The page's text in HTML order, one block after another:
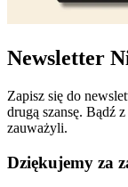
Newsletter
Zapisz się do
drugą szansę. Bądź
zauważyli.
Dziękujemy za